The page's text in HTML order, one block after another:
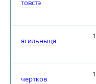
товстэ
ягильныця
чертков